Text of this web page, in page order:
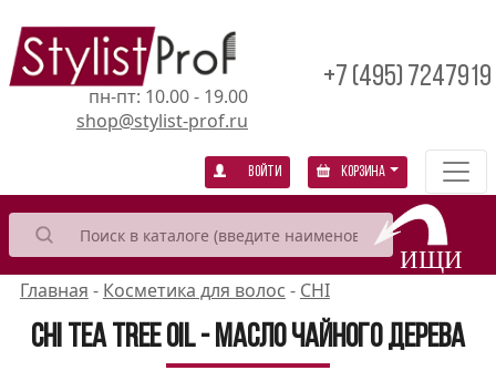
пн-пт: 10.00 - 19.00
shop@stylist-prof.ru
+7 (495) 7247919
Войти Корзина
Главная - Косметика для волос - CHI
CHI Tea Tree Oil - Масло чайного дерева